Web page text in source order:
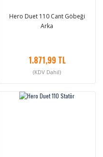
Hero Duet 110 Cant Göbeği
Arka
1.871,99 TL
(KDV Dahil)